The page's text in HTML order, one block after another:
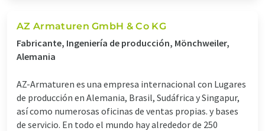
AZ Armaturen GmbH & Co KG
Fabricante, Ingeniería de producción, Mönchweiler,
Alemania
AZ-Armaturen es una empresa internacional con Lugares
de producción en Alemania, Brasil, Sudáfrica y Singapur,
así como numerosas oficinas de ventas propias. y bases
de servicio. En todo el mundo hay alrededor de 250